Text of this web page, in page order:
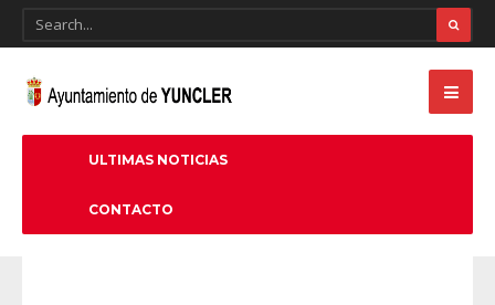
ULTIMAS NOTICIAS
CONTACTO